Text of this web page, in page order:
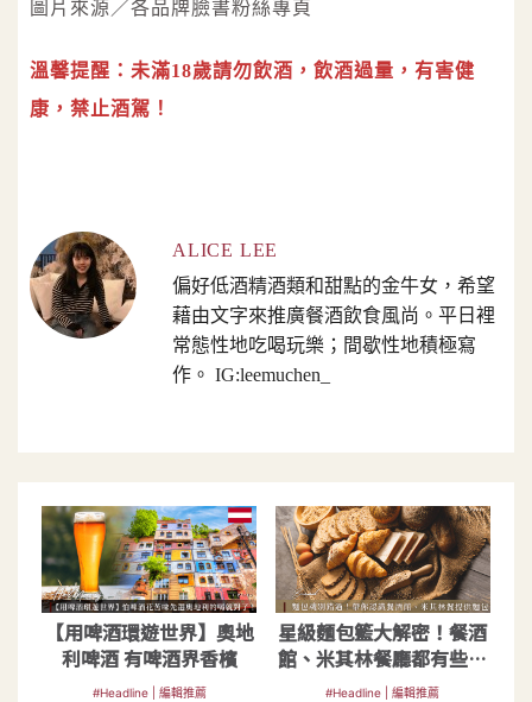
圖片來源／各品牌臉書粉絲專頁
溫馨提醒：未滿18歲請勿飲酒，飲酒過量，有害健
康，禁止酒駕！
ALICE LEE
偏好低酒精酒類和甜點的金牛女，希望
藉由文字來推廣餐酒飲食風尚。平日裡
常態性地吃喝玩樂；間歇性地積極寫
作。 IG:leemuchen_
【用啤酒環遊世界】奧地
利啤酒 有啤酒界香檳
#Headline | 編輯推薦
星級麵包籃大解密！餐酒
館、米其林餐廳都有些什
麼麵包？
#Headline | 編輯推薦